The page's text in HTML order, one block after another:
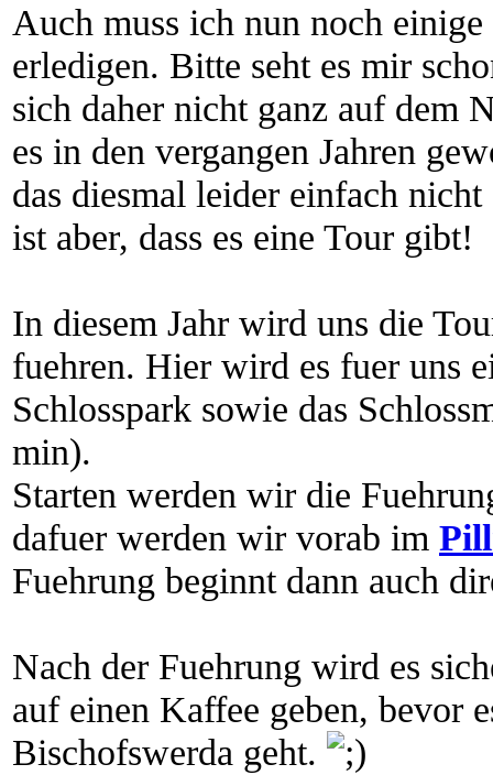
Auch muss ich nun noch
erledigen. Bitte seht es mir
sich daher nicht ganz auf dem
es in den vergangen Jahren
das diesmal leider einfach
ist aber, dass es eine Tour gibt!
In diesem Jahr wird uns die
fuehren. Hier wird es fuer uns
Schlosspark sowie das
min).
Starten werden wir die
dafuer werden wir vorab im
Fuehrung beginnt dann auch
Nach der Fuehrung wird es
auf einen Kaffee geben, bevor
Bischofswerda geht.